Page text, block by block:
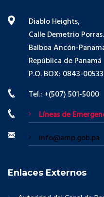
Diablo Heights,
Calle Demetrio Porras.
Balboa Ancón-
República de Panamá
P.O. BOX: 0843-00533
Tel.: +(507) 501-5000
Líneas de
info@amp.gob.pa
Enlaces Externos